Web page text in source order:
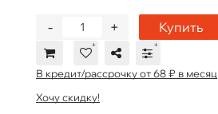
+
- Купить
В кредит/рассрочку от 68 ₽ в месяц
Хочу скидку!